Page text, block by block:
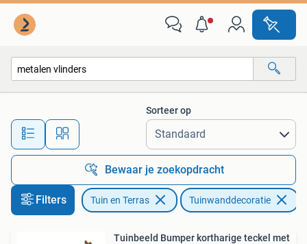
Alle afstanden…
Sorteer op
Bewaar je zoekopdracht
Filters Tuin en Terras Tuinwanddecoratie
Tuinbeeld Bumper kortharige teckel met